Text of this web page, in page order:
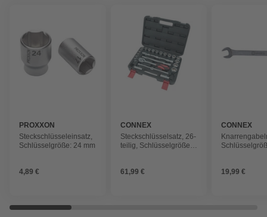
PROXXON
Steckschlüsseleinsatz,
Schlüsselgröße: 24 mm
4,89 €
CONNEX
Steckschlüsselsatz, 26-
teilig, Schlüsselgröße:
61,99 €
CONNEX
19,99 €